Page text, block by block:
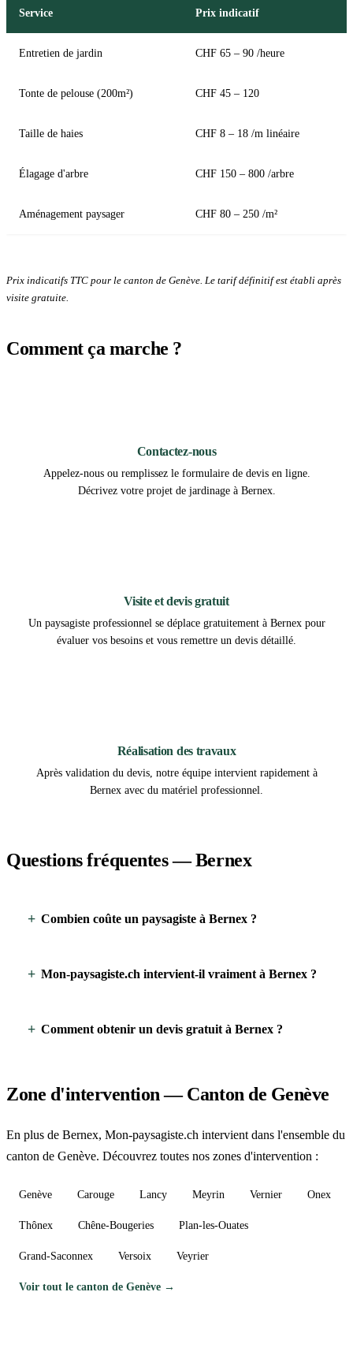
Service Prix indicatif
Entretien de jardin CHF 65 – 90 /heure
Tonte de pelouse (200m²) CHF 45 – 120
Taille de haies CHF 8 – 18 /m linéaire
Élagage d'arbre CHF 150 – 800 /arbre
Aménagement paysager CHF 80 – 250 /m²
Prix indicatifs TTC pour le canton de Genève. Le tarif définitif est établi après
visite gratuite.
Comment ça marche ?
Contactez-nous
Appelez-nous ou remplissez le formulaire de devis en ligne.
Décrivez votre projet de jardinage à Bernex.
Visite et devis gratuit
Un paysagiste professionnel se déplace gratuitement à Bernex pour
évaluer vos besoins et vous remettre un devis détaillé.
Réalisation des travaux
Après validation du devis, notre équipe intervient rapidement à
Bernex avec du matériel professionnel.
Questions fréquentes — Bernex
Combien coûte un paysagiste à Bernex ?
Mon-paysagiste.ch intervient-il vraiment à Bernex ?
Comment obtenir un devis gratuit à Bernex ?
Zone d'intervention — Canton de Genève
En plus de Bernex, Mon-paysagiste.ch intervient dans l'ensemble du
canton de Genève. Découvrez toutes nos zones d'intervention :
Genève Carouge Lancy Meyrin Vernier Onex
Thônex Chêne-Bougeries Plan-les-Ouates
Grand-Saconnex Versoix Veyrier
Voir tout le canton de Genève →